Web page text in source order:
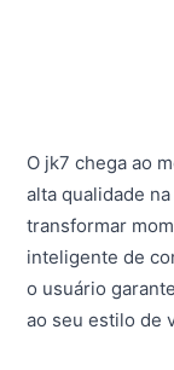
O jk7 chega ao
alta qualidade
transformar
inteligente de
o usuário
ao seu estilo de